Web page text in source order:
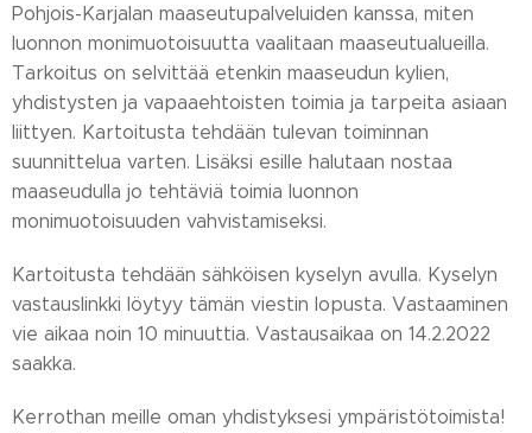
Pohjois-Karjalan maaseutupalveluiden kanssa, miten
luonnon monimuotoisuutta vaalitaan maaseutualueilla.
Tarkoitus on selvittää etenkin maaseudun kylien,
yhdistysten ja vapaaehtoisten toimia ja tarpeita asiaan
liittyen. Kartoitusta tehdään tulevan toiminnan
suunnittelua varten. Lisäksi esille halutaan nostaa
maaseudulla jo tehtäviä toimia luonnon
monimuotoisuuden vahvistamiseksi.
Kartoitusta tehdään sähköisen kyselyn avulla. Kyselyn
vastauslinkki löytyy tämän viestin lopusta. Vastaaminen
vie aikaa noin 10 minuuttia. Vastausaikaa on 14.2.2022
saakka.
Kerrothan meille oman yhdistyksesi ympäristötoimista!